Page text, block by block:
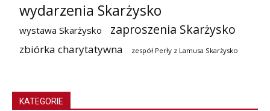
wydarzenia Skarżysko
wystawa Skarżysko zaproszenia Skarżysko
zbiórka charytatywna zespół Perły z Lamusa Skarżysko
KATEGORIE